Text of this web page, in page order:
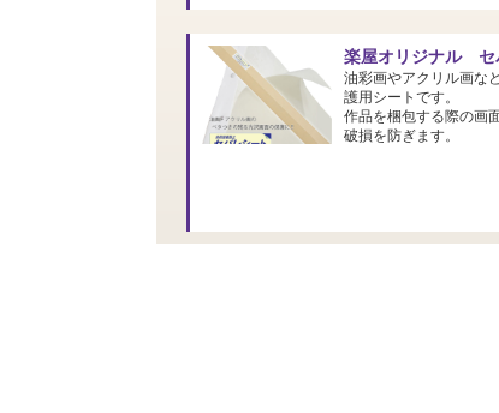
楽屋オリジナル セ
油彩画やアクリル画な
護用シートです。
作品を梱包する際の画
破損を防ぎます。